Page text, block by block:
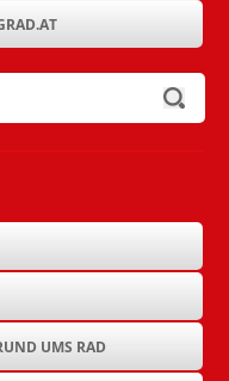
UMS RAD